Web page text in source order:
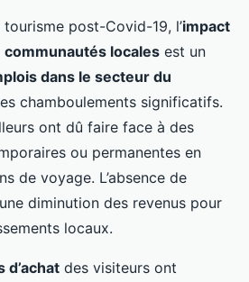
post-Covid-19, l’impact
communautés locales est un
dans le secteur du
chamboulements significatifs.
ont dû faire face à des
ou permanentes en
de voyage. L’absence de
diminution des revenus pour
locaux.
des visiteurs ont